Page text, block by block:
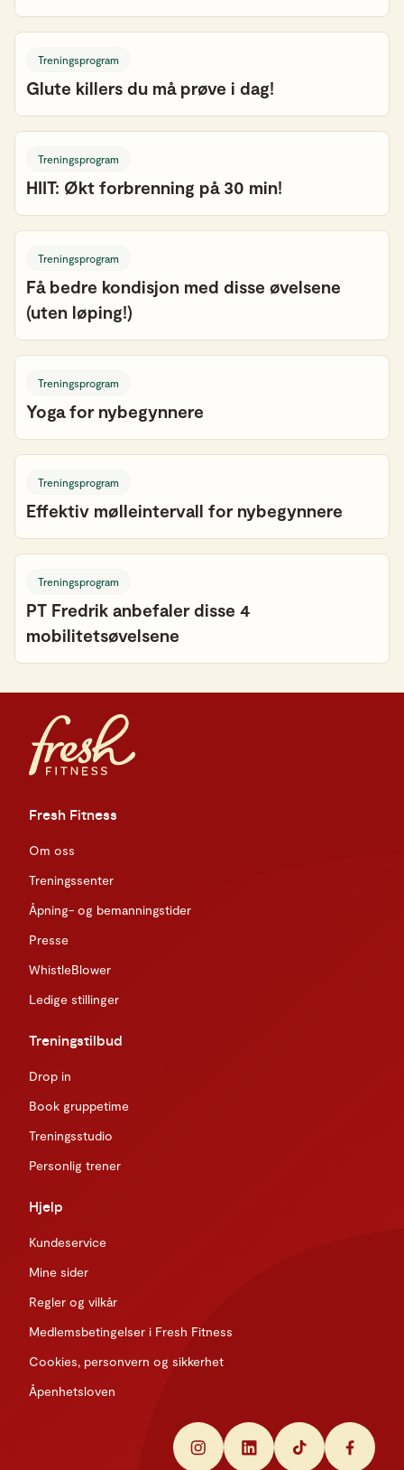
Treningsprogram
Glute killers du må prøve i dag!
Treningsprogram
HIIT: Økt forbrenning på 30 min!
Treningsprogram
Få bedre kondisjon med disse øvelsene
(uten løping!)
Treningsprogram
Yoga for nybegynnere
Treningsprogram
Effektiv mølleintervall for nybegynnere
Treningsprogram
PT Fredrik anbefaler disse 4
mobilitetsøvelsene
Fresh Fitness
Om oss
Treningssenter
Åpning- og bemanningstider
Presse
WhistleBlower
Ledige stillinger
Treningstilbud
Drop in
Book gruppetime
Treningsstudio
Personlig trener
Hjelp
Kundeservice
Mine sider
Regler og vilkår
Medlemsbetingelser i Fresh Fitness
Cookies, personvern og sikkerhet
Åpenhetsloven